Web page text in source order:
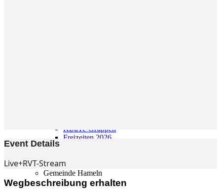
KiJuTe-Gruppen
Freizeiten 2026
Soccercamp Lemgo
Junge Erwachsene
Gemeinde Hameln
MBG Hameln
Event Details
Live+RVT-Stream
Wegbeschreibung erhalten